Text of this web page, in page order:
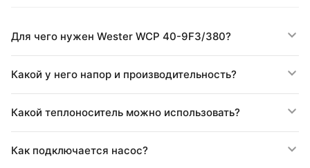
Для чего нужен Wester WCP 40-9F3/380?
Какой у него напор и производительность?
Какой теплоноситель можно использовать?
Как подключается насос?